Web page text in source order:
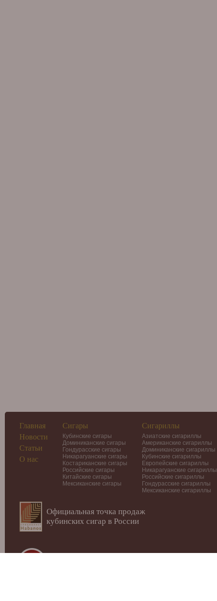
Главная
Новости
Статьи
О нас
Сигары
Кубинские сигары
Доминиканские сигары
Гондурасские сигары
Никарагуанские сигары
Костариканские сигары
Российские сигары
Китайские сигары
Мексиканские сигары
Сигариллы
Азиатские сигариллы
Американские сигариллы
Доминиканские сигариллы
Кубинские сигариллы
Европейские сигариллы
Никарагуанские сигариллы
Российские сигариллы
Гондурасские сигариллы
Мексиканские сигариллы
Официальная точка продаж
кубинских сигар в России